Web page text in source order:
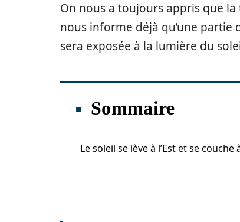
On nous a toujours appris que
nous informe déjà qu’une partie
sera exposée à la lumière du
Sommaire
Le soleil se lève à l’Est et se couche